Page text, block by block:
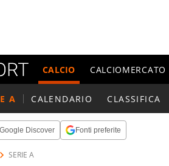
CALCIO CALCIOMERCATO
A CALENDARIO CLASSIFICA
Google Discover Fonti preferite
SERIE A